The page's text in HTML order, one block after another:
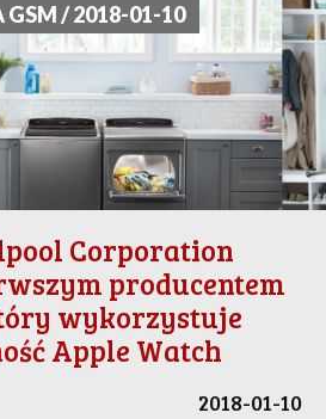
GSM / 2018-01-10
Corporation
producentem
wykorzystuje
Apple Watch
2018-01-10